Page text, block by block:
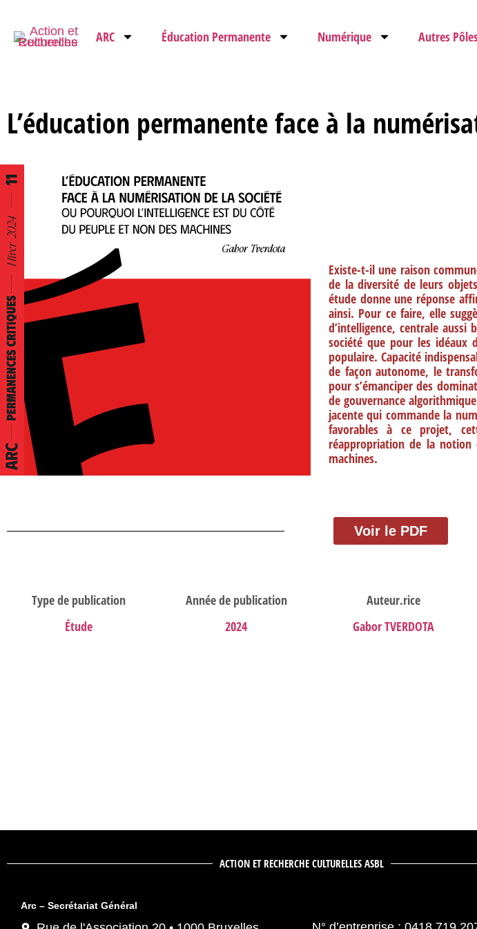
ARC Éducation Permanente Numérique Autres
L’éducation permanente face à la
Existe-t-il une raison
de la diversité de leurs
étude donne une réponse
ainsi. Pour ce faire, elle
d’intelligence, centrale
société que pour les idéaux
populaire. Capacité
de façon autonome, le
pour s’émanciper des
de gouvernance
jacente qui commande la
favorables à ce projet,
réappropriation de la
machines.
Voir le PDF
Type de publication
Étude
Année de publication
2024
Auteur.rice
Gabor TVERDOTA
ACTION ET RECHERCHE CULTURELLES ASBL
Arc – Secrétariat Général